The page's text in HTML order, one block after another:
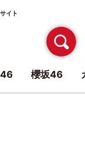
イト
櫻坂46